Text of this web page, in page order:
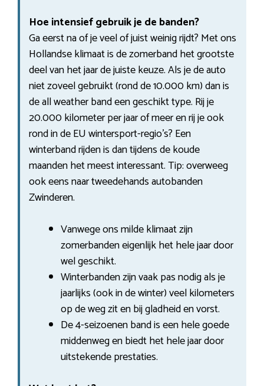
Hoe intensief gebruik je de banden?
Ga eerst na of je veel of juist weinig rijdt? Met ons
Hollandse klimaat is de zomerband het grootste
deel van het jaar de juiste keuze. Als je de auto
niet zoveel gebruikt (rond de 10.000 km) dan is
de all weather band een geschikt type. Rij je
20.000 kilometer per jaar of meer en rij je ook
rond in de EU wintersport-regio’s? Een
winterband rijden is dan tijdens de koude
maanden het meest interessant. Tip: overweeg
ook eens naar tweedehands autobanden
Zwinderen.
Vanwege ons milde klimaat zijn
zomerbanden eigenlijk het hele jaar door
wel geschikt.
Winterbanden zijn vaak pas nodig als je
jaarlijks (ook in de winter) veel kilometers
op de weg zit en bij gladheid en vorst.
De 4-seizoenen band is een hele goede
middenweg en biedt het hele jaar door
uitstekende prestaties.